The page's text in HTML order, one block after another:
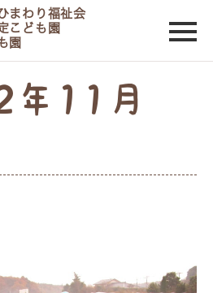
まわり福祉会
こども園
園
11月